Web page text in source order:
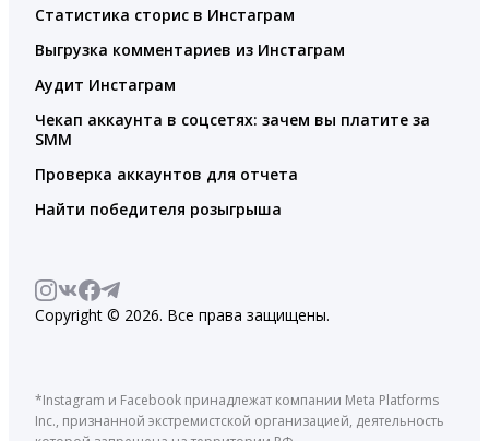
Статистика сторис в Инстаграм
Выгрузка комментариев из Инстаграм
Аудит Инстаграм
Чекап аккаунта в соцсетях: зачем вы платите за
SMM
Проверка аккаунтов для отчета
Найти победителя розыгрыша
Copyright © 2026. Все права защищены.
*Instagram и Facebook принадлежат компании Meta Platforms
Inc., признанной экстремистской организацией, деятельность